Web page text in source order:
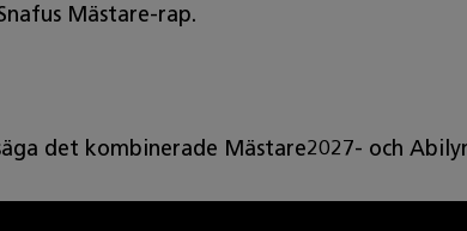
Mästare-rap.
det kombinerade Mästare2027- och